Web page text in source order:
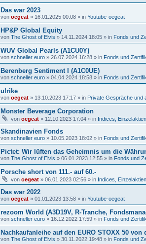
Das war 2023
von oegeat » 16.01.2025 00:08 » in Youtube-oegeat
HP&P Global Equity
von The Ghost of Elvis » 14.11.2024 18:05 » in Fonds und
WUV Global Pearls (A1CU0Y)
von schneller euro » 26.07.2024 16:28 » in Fonds und
Berenberg Sentiment I (A1C0UE)
von schneller euro » 04.04.2024 18:58 » in Fonds und
ulrike
von oegeat » 13.10.2023 17:17 » in Private Gespräche und
Monster Beverage Corporation
von oegeat » 12.10.2023 17:04 » in Indices,
Skandinavien Fonds
von schneller euro » 10.05.2023 18:02 » in Fonds und
Pictet: Wir lüften das Geheimnis um die
von The Ghost of Elvis » 06.01.2023 12:55 » in Fonds und
Porsche short von 111.- auf 60.-
von oegeat » 06.01.2023 02:56 » in Indices,
Das war 2022
von oegeat » 01.01.2023 13:58 » in Youtube-oegeat
rezoom World (A3D19V, R-Tranche,
von schneller euro » 16.12.2022 17:59 » in Fonds und
Nachkaufanleihe auf den EURO STOXX 50 von
von The Ghost of Elvis » 30.11.2022 19:48 » in Fonds und